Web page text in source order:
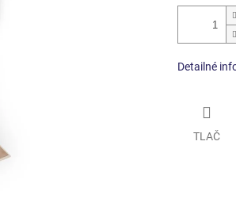
Detailné
TLAČ